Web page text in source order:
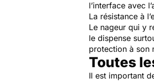
l’interface avec
La résistance à
Le nageur qui y
le dispense
protection à son
Toutes
Il est important